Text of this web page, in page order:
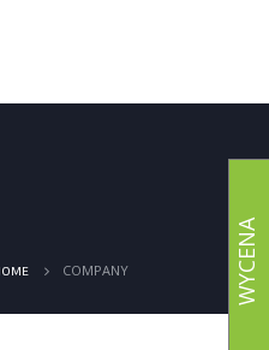
COMPANY WYCENA